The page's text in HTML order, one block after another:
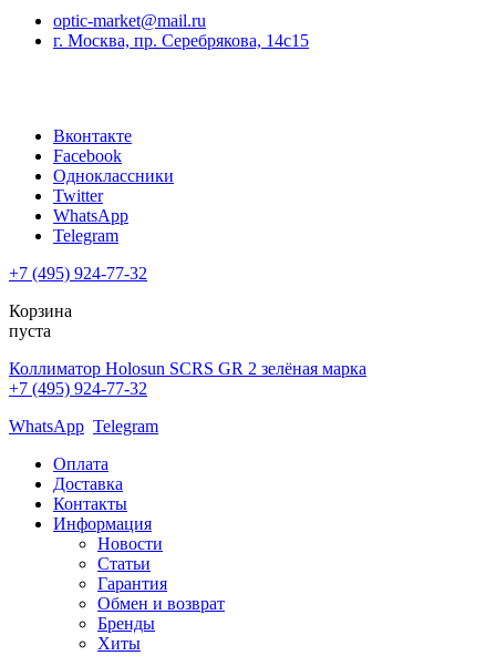
optic-market@mail.ru
г. Москва, пр. Серебрякова, 14с15
Вконтакте
Facebook
Одноклассники
Twitter
WhatsApp
Telegram
+7 (495) 924-77-32
Корзина
пуста
Коллиматор Holosun SCRS GR 2 зелёная марка
+7 (495) 924-77-32
WhatsApp Telegram
Оплата
Доставка
Контакты
Информация
Новости
Статьи
Гарантия
Обмен и возврат
Бренды
Хиты